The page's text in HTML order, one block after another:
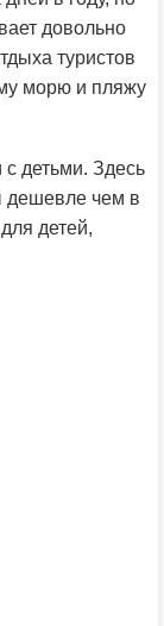
довольно
туристов
морю и пляжу
с детьми. Здесь
дешевле чем в
детей,